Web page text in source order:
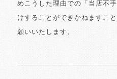
めこうした理由での「当店不
けすることができかねますこ
願いいたします。